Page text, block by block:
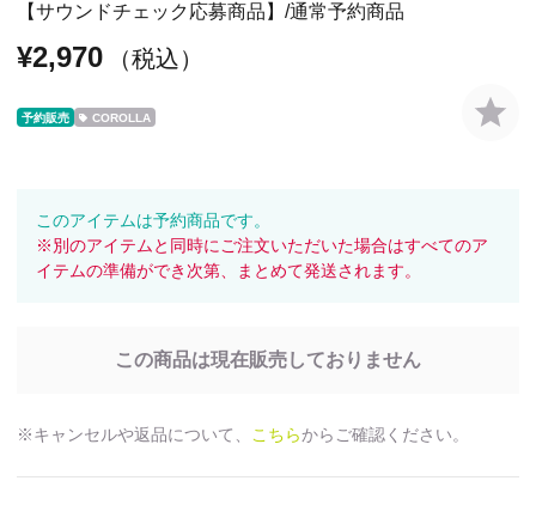
【サウンドチェック応募商品】 通常予約商品
¥2,970 （税込）
予約販売 COROLLA
このアイテムは予約商品です。
※別のアイテムと同時にご注文いただいた場合はすべてのア
イテムの準備ができ次第、まとめて発送されます。
この商品は現在販売しておりません
※キャンセルや返品について、 こちらからご確認ください。